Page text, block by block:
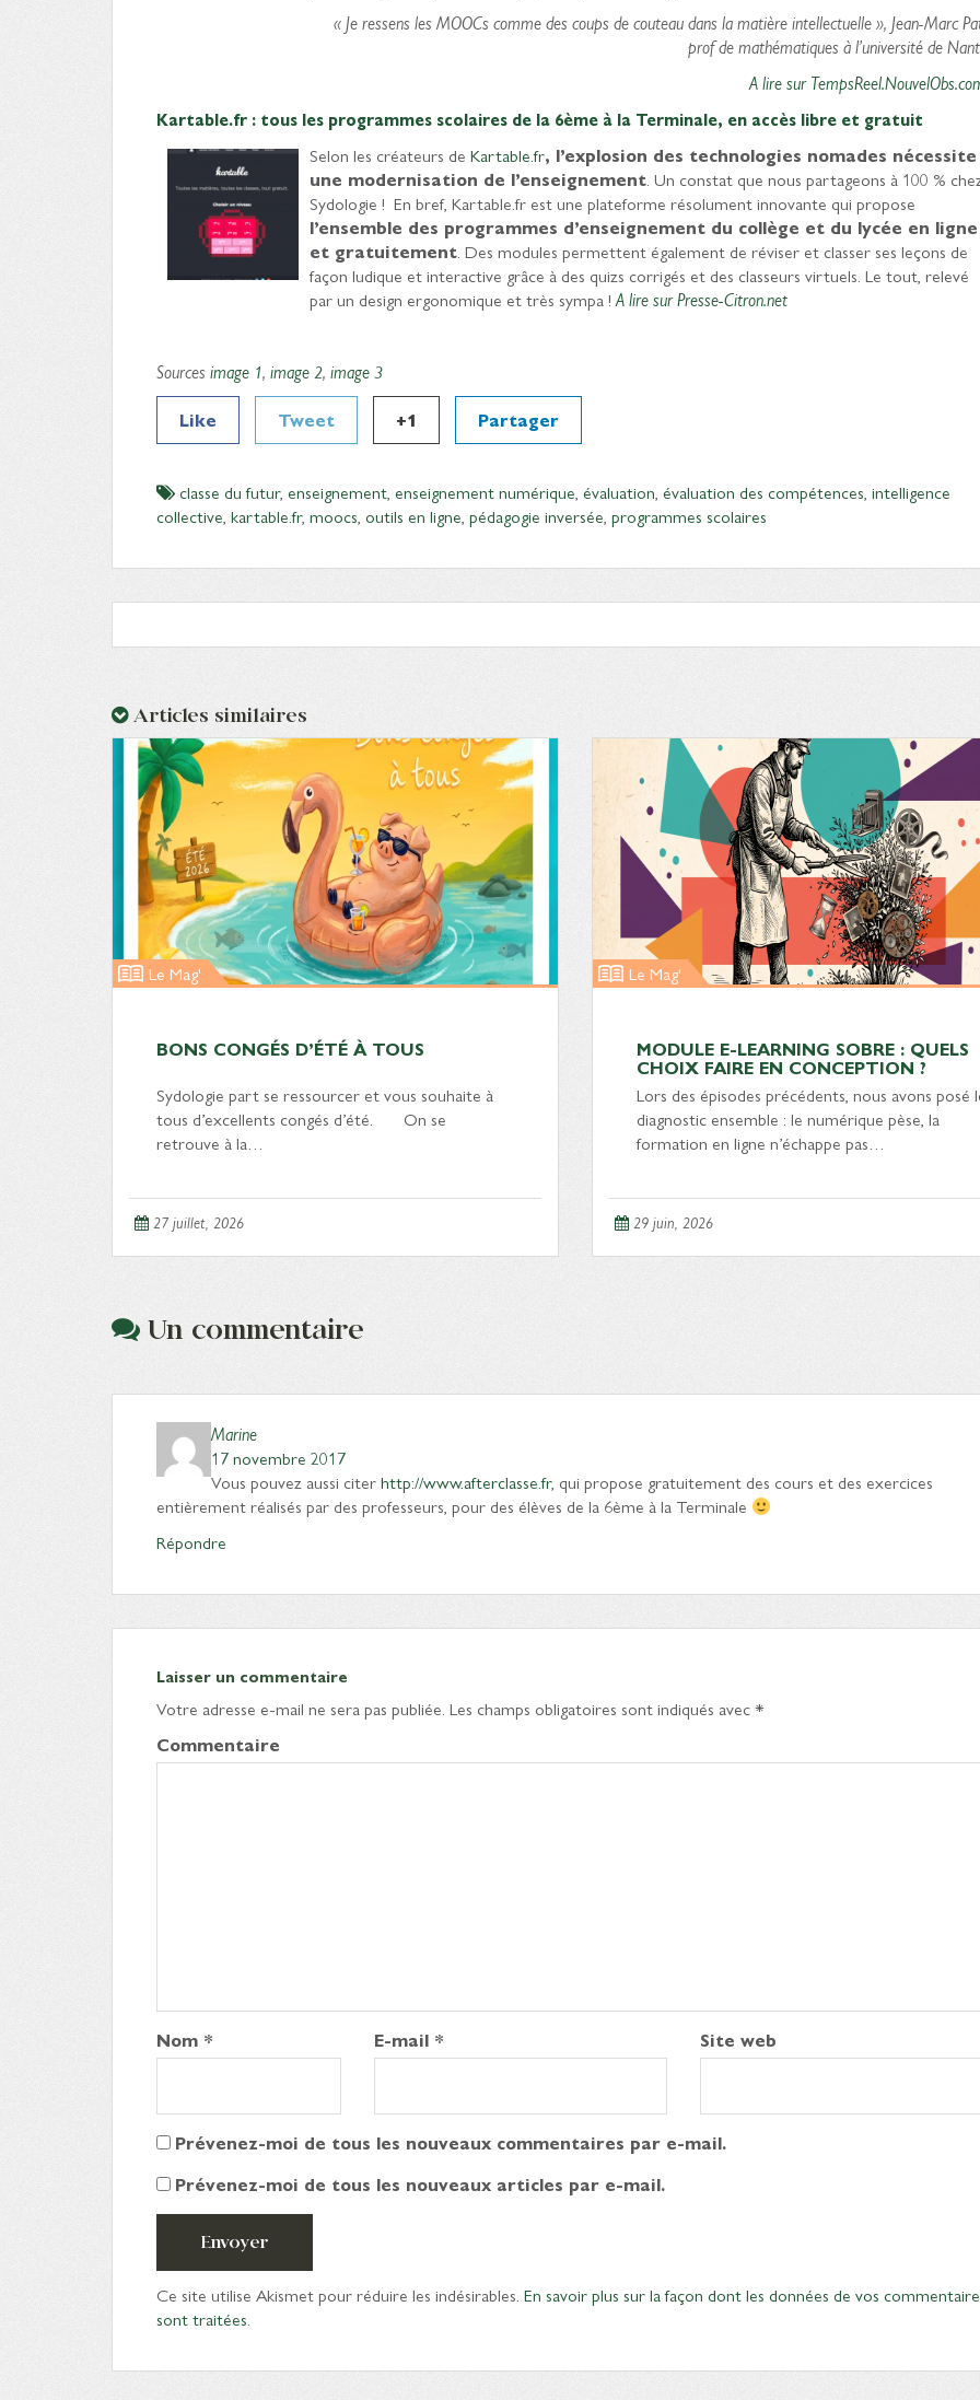
« Je ressens les MOOCs comme des coups de couteau dans la matière intellectuelle », Jean-Marc
prof de mathématiques à l’université de
A lire sur
Kartable.fr : tous les programmes scolaires de la 6ème à la Terminale, en accès libre et gratuit
Selon les créateurs de Kartable.fr, l’explosion des technologies nomades nécessite
une modernisation de l’enseignement. Un constat que nous partageons à 100 %
Sydologie ! En bref, Kartable.fr est une plateforme résolument innovante qui propose
l’ensemble des programmes d’enseignement du collège et du lycée en ligne
et gratuitement. Des modules permettent également de réviser et classer ses leçons de
façon ludique et interactive grâce à des quizs corrigés et des classeurs virtuels. Le tout, relevé
par un design ergonomique et très sympa !A lire sur Presse-Citron.net
Sources image 1, image 2, image 3
Like
Tweet +1 Partager
classe du futur, enseignement, enseignement numérique, évaluation, évaluation des compétences, intelligence
collective, kartable.fr, moocs, outils en ligne, pédagogie inversée, programmes scolaires
Articles similaires
Le Mag'
BONS CONGÉS D’ÉTÉ À TOUS
Sydologie part se ressourcer et vous souhaite à
tous d’excellents congés d’été. On se
retrouve à la…
27 juillet, 2026
Le Mag'
MODULE E-LEARNING SOBRE : QUELS
CHOIX FAIRE EN CONCEPTION ?
Lors des épisodes précédents, nous avons posé
diagnostic ensemble : le numérique pèse, la
formation en ligne n’échappe pas…
29 juin, 2026
Un commentaire
Marine
17 novembre 2017
Vous pouvez aussi citerhttp://www.afterclasse.fr, qui propose gratuitement des cours et des exercices
entièrement réalisés par des professeurs, pour des élèves de la 6ème à la Terminale
Répondre
Laisser un commentaire
Votre adresse e-mail ne sera pas publiée. Les champs obligatoires sont indiqués avec*
Commentaire
Nom * E-mail * Site web
Prévenez-moi de tous les nouveaux commentaires par e-mail.
Prévenez-moi de tous les nouveaux articles par e-mail.
Envoyer
Ce site utilise Akismet pour réduire les indésirables. En savoir plus sur la façon dont les données de vos
sont traitées.